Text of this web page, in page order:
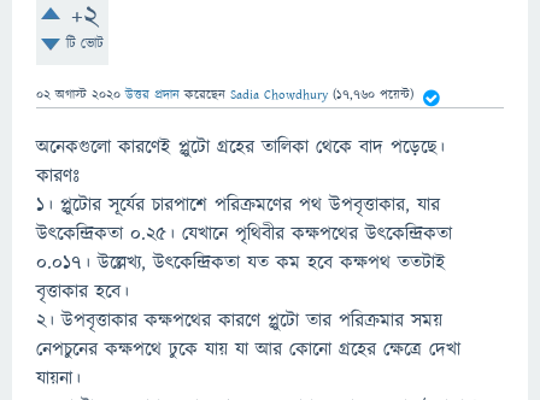
+2
টি ভোট
02 অগাস্ট 2020 উত্তর প্রদান করেছেন Sadia Chowdhury (17,760 পয়েন্ট)
অনেকগুলো কারণেই প্লুটো গ্রহের তালিকা থেকে বাদ পড়েছে।
কারণঃ
১। প্লুটোর সূর্যের চারপাশে পরিক্রমণের পথ উপবৃত্তাকার, যার
উৎকেন্দ্রিকতা ০.২৫। যেখানে পৃথিবীর কক্ষপথের উৎকেন্দ্রিকতা
০.০১৭। উল্লেখ্য, উৎকেন্দ্রিকতা যত কম হবে কক্ষপথ ততটাই
বৃত্তাকার হবে।
২। উপবৃত্তাকার কক্ষপথের কারণে প্লুটো তার পরিক্রমার সময়
নেপচুনের কক্ষপথে ঢুকে যায় যা আর কোনো গ্রহের ক্ষেত্রে দেখা
যায়না।